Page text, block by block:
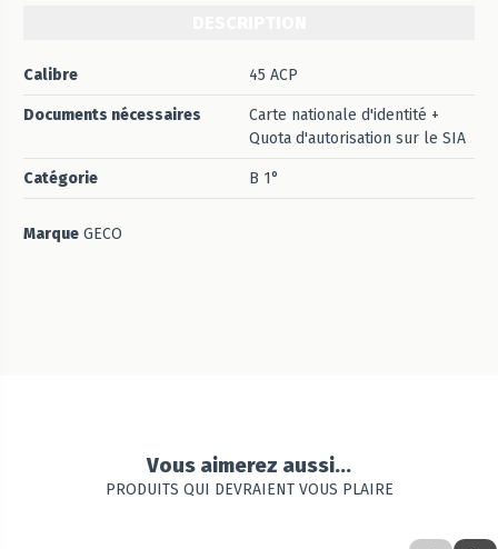
Calibre 45 ACP
Documents nécessaires
Carte nationale d'identité +
Quota d'autorisation sur le SIA
Catégorie B 1°
Marque GECO
Vous aimerez aussi...
PRODUITS QUI DEVRAIENT VOUS PLAIRE